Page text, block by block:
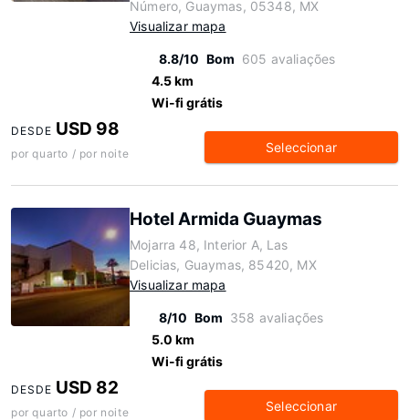
Número, Guaymas, 05348, MX
Visualizar mapa
8.8/10 Bom 605 avaliações
4.5 km
Wi-fi grátis
DESDE USD 98
por quarto / por noite Seleccionar
Hotel Armida Guaymas
Mojarra 48, Interior A, Las
Delicias, Guaymas, 85420, MX
Visualizar mapa
8/10 Bom 358 avaliações
5.0 km
Wi-fi grátis
DESDE USD 82
por quarto / por noite Seleccionar